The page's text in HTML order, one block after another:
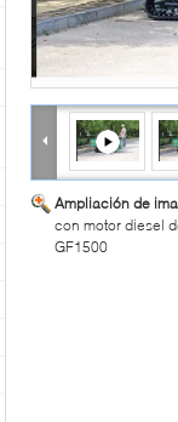
Ampliación de
con motor diesel
GF1500